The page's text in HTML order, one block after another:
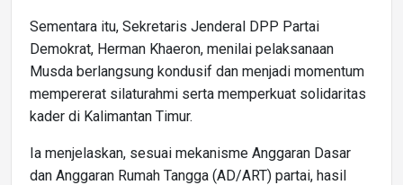
Sementara itu, Sekretaris Jenderal DPP Partai
Demokrat, Herman Khaeron, menilai pelaksanaan
Musda berlangsung kondusif dan menjadi momentum
mempererat silaturahmi serta memperkuat solidaritas
kader di Kalimantan Timur.
Ia menjelaskan, sesuai mekanisme Anggaran Dasar
dan Anggaran Rumah Tangga (AD/ART) partai, hasil